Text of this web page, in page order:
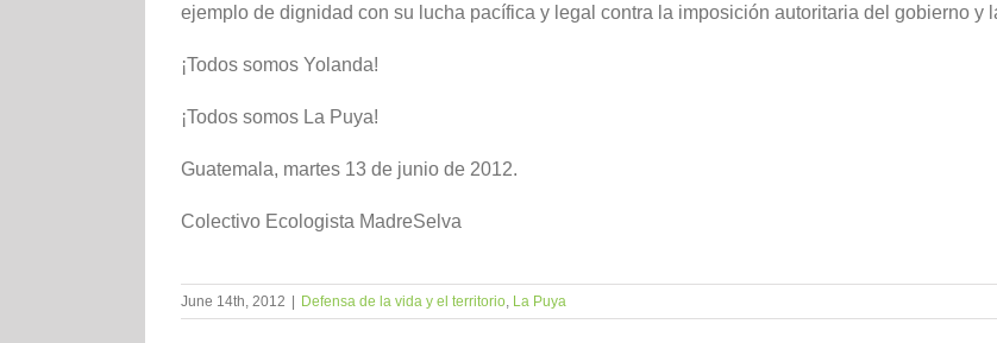
ejemplo de dignidad con su lucha pacífica y legal contra la imposición autoritaria del gobierno y
¡Todos somos Yolanda!
¡Todos somos La Puya!
Guatemala, martes 13 de junio de 2012.
Colectivo Ecologista MadreSelva
June 14th, 2012 Defensa de la vida y el territorio, La Puya